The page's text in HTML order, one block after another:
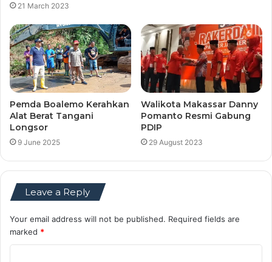
21 March 2023
Pemda Boalemo Kerahkan
Alat Berat Tangani
Longsor
9 June 2025
Walikota Makassar Danny
Pomanto Resmi Gabung
PDIP
29 August 2023
Leave a Reply
Your email address will not be published. Required fields are
marked *